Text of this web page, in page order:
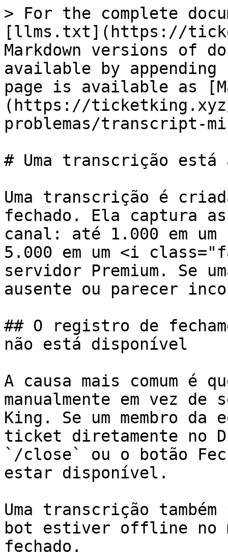
> For the complete
[llms.txt](https://
Markdown versions of
available by
page is available as
(https://
problemas/transcript-
# Uma transcrição está
Uma transcrição é
fechado. Ela captura as
canal: até 1.000 em
5.000 em um <i
servidor Premium. Se
ausente ou parecer
## O registro de
não está disponível
A causa mais comum é
manualmente em vez
King. Se um membro
ticket diretamente no
`/close` ou o botão
estar disponível.
Uma transcrição
bot estiver offline no
fechado.